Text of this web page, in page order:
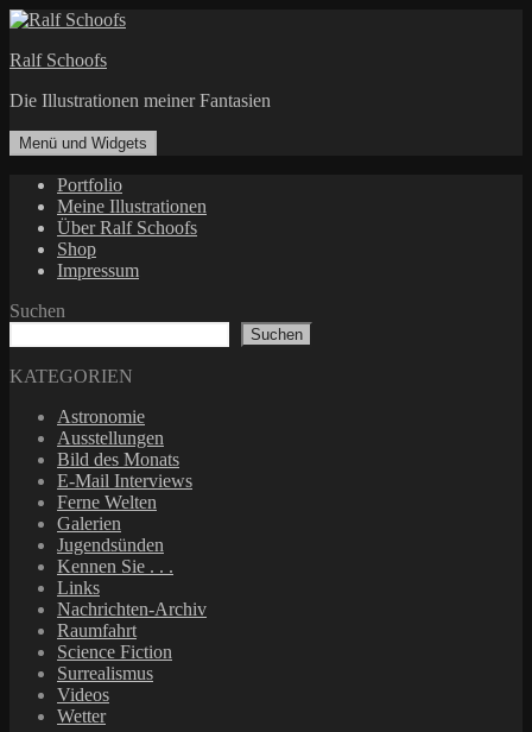
Zum
springen
Ralf Schoofs
Die Illustrationen meiner Fantasien
Menü und Widgets
Portfolio
Meine Illustrationen
Über Ralf Schoofs
Shop
Impressum
Suchen
Suchen
KATEGORIEN
Astronomie
Ausstellungen
Bild des Monats
E-Mail Interviews
Ferne Welten
Galerien
Jugendsünden
Kennen Sie . . .
Links
Nachrichten-Archiv
Raumfahrt
Science Fiction
Surrealismus
Videos
Wetter